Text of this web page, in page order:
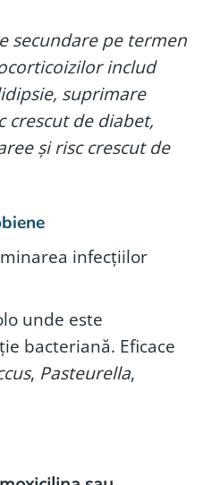
secundare pe termen
includ
suprimare
crescut de diabet,
și risc crescut de
infecțiilor
unde este
bacteriană. Eficace
, Pasteurella,